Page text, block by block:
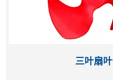
三叶扇叶